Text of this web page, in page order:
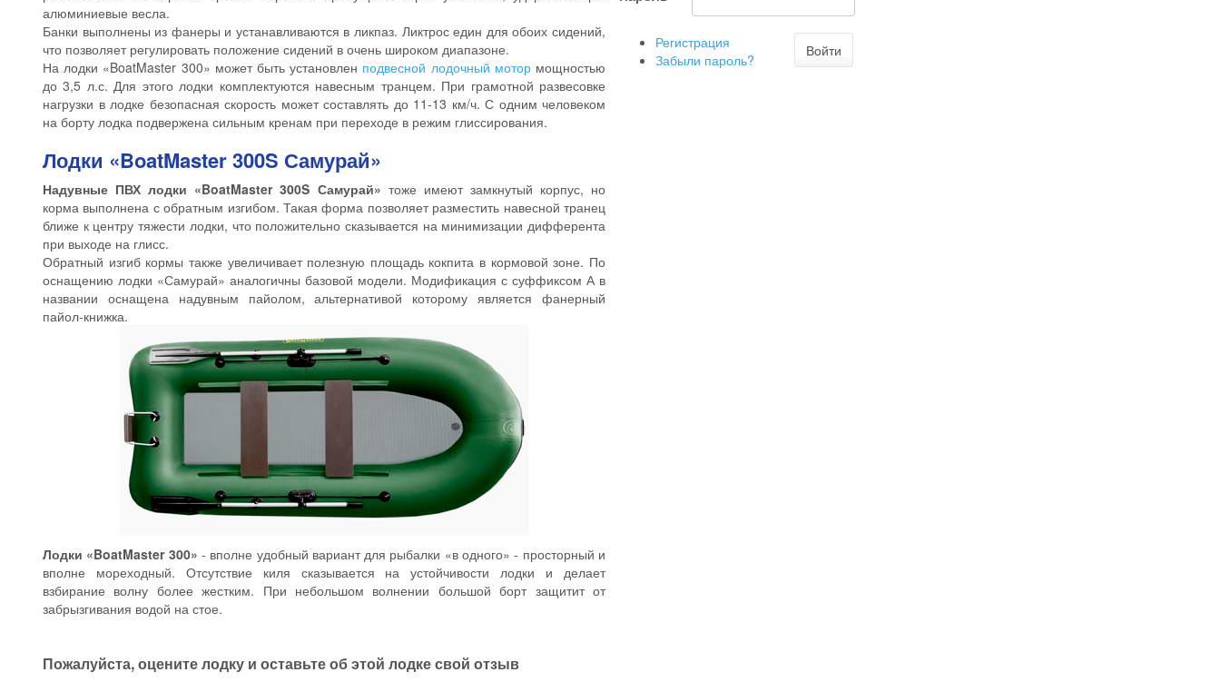
алюминиевые весла.
Банки выполнены из фанеры и устанавливаются в ликпаз. Ликтрос един для обоих сидений,
что позволяет регулировать положение сидений в очень широком диапазоне.
На лодки «BoatMaster 300» может быть установлен подвесной лодочный мотормощностью
до 3,5 л.с. Для этого лодки комплектуются навесным транцем. При грамотной развесовке
нагрузки в лодке безопасная скорость может составлять до 11-13 км/ч. С одним человеком
на борту лодка подвержена сильным кренам при переходе в режим глиссирования.
Лодки «BoatMaster 300S Самурай»
Надувные ПВХ лодки «BoatMaster 300S Самурай» тоже имеют замкнутый корпус, но
корма выполнена с обратным изгибом. Такая форма позволяет разместить навесной транец
ближе к центру тяжести лодки, что положительно сказывается на минимизации дифферента
при выходе на глисс.
Обратный изгиб кормы также увеличивает полезную площадь кокпита в кормовой зоне. По
оснащению лодки «Самурай» аналогичны базовой модели. Модификация с суффиксом А в
названии оснащена надувным пайолом, альтернативой которому является фанерный
пайол-книжка.
Лодки «BoatMaster 300» - вполне удобный вариант для рыбалки «в одного» - просторный и
вполне мореходный. Отсутствие киля сказывается на устойчивости лодки и делает
взбирание волну более жестким. При небольшом волнении большой борт защитит от
забрызгивания водой на стое.
Пожалуйста, оцените лодку и оставьте об этой лодке свой отзыв
Регистрация
Забыли пароль?
Войти